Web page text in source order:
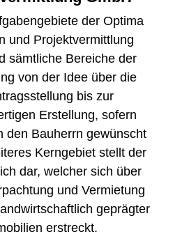
der Optima
und Projektvermittlung
sämtliche Bereiche der
von der Idee über die
bis zur
Erstellung, sofern
den Bauherrn gewünscht
Kerngebiet stellt der
dar, welcher sich über
und Vermietung
geprägter
erstreckt.